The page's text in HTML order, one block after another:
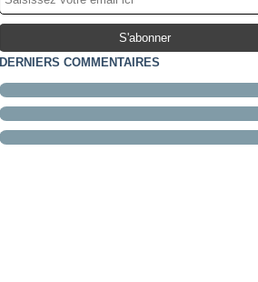
DERNIERS COMMENTAIRES